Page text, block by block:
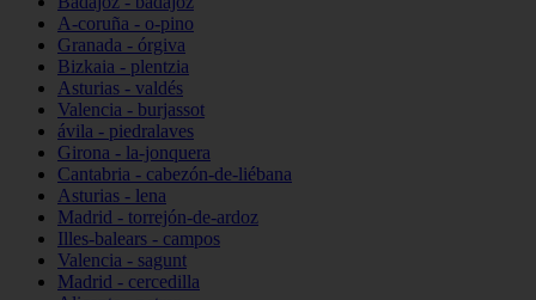
A-coruña - o-pino
Granada - órgiva
Bizkaia - plentzia
Asturias - valdés
Valencia - burjassot
ávila - piedralaves
Girona - la-jonquera
Cantabria - cabezón-de-liébana
Asturias - lena
Madrid - torrejón-de-ardoz
Illes-balears - campos
Valencia - sagunt
Madrid - cercedilla